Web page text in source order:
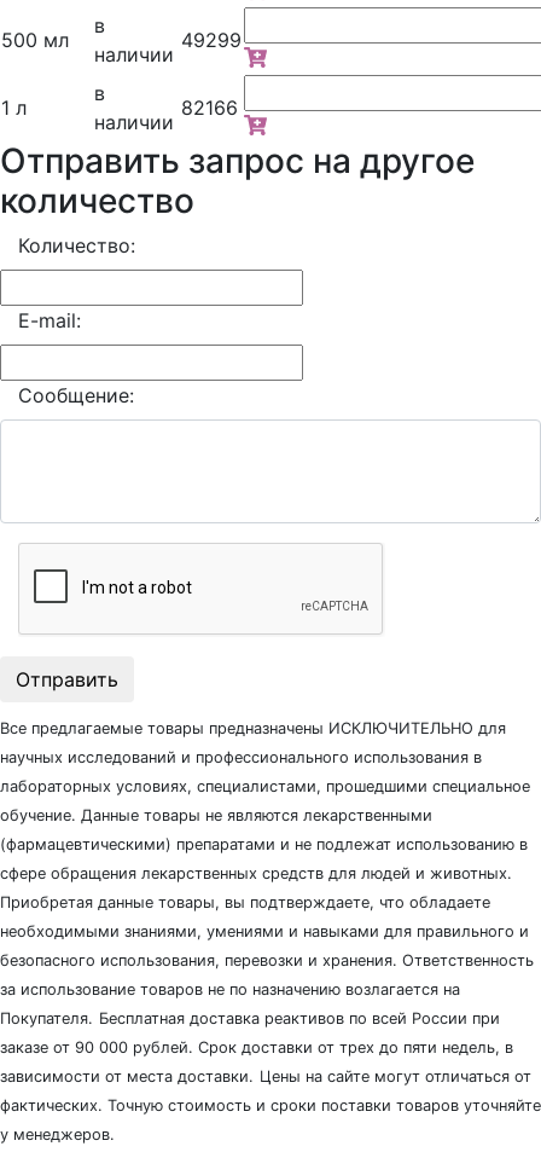
500 мл
в
наличии
49299
1 л
в
наличии
82166
Отправить запрос на другое
количество
Количество:
E-mail:
Сообщение:
Отправить
Все предлагаемые товары предназначены ИСКЛЮЧИТЕЛЬНО для
научных исследований и профессионального использования в
лабораторных условиях, специалистами, прошедшими специальное
обучение. Данные товары не являются лекарственными
(фармацевтическими) препаратами и не подлежат использованию в
сфере обращения лекарственных средств для людей и животных.
Приобретая данные товары, вы подтверждаете, что обладаете
необходимыми знаниями, умениями и навыками для правильного и
безопасного использования, перевозки и хранения. Ответственность
за использование товаров не по назначению возлагается на
Покупателя. Бесплатная доставка реактивов по всей России при
заказе от 90 000 рублей. Срок доставки от трех до пяти недель, в
зависимости от места доставки. Цены на сайте могут отличаться от
фактических. Точную стоимость и сроки поставки товаров уточняйте
у менеджеров.